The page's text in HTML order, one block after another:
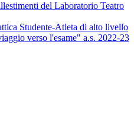
del Laboratorio Teatro
Studente-Atleta di alto livello
verso l'esame" a.s. 2022-23